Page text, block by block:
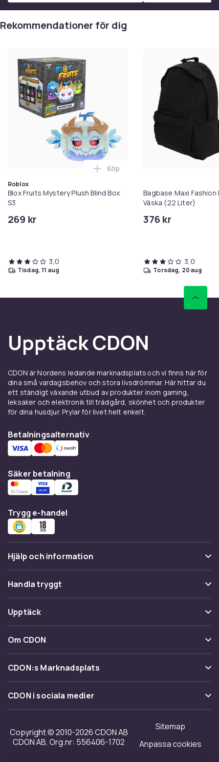
Rekommendationer för dig
Roblox
Blox Fruits Mystery Plush Blind Box
S3
269 kr
Lägg till Blox Fruits Mystery
Köp
3,0
tisdag, 11 aug
Bagbase Maxi
Väska (22 Liter)
376 kr
3,0
torsdag, 20 aug
Upptäck CDON
CDON är Nordens ledande marknadsplats och vi finns här för
dina små vardagsbehov och stora livsdrömmar. Här hittar du
ett ständigt växande utbud av produkter inom gaming,
leksaker och elektronik till trädgård, skönhet och produkter
för dina husdjur. Prylar för livet helt enkelt.
Betalningsalternativ
Säker betalning
Trygg e-handel
Hjälp och information
Vanliga frågor
Spåra paket
Ångra & Returnera här
Kundservice
Handla tryggt
Betalning
Leverans
Återkallelser
Upptäck
Kategorier
Varumärken
Shopit.se
Om CDON
Om oss
Kundrecensioner
Tillgänglighet
CDON:s Marknadsplats
Sälj på CDON
Bli affiliate
Regler & kvalitet
Merchant Help Center
CDON i sociala medier
Copyright © 2010-2026 CDON AB
CDON AB, Org.nr: 556406-1702
Sitemap
Anpassa cookies